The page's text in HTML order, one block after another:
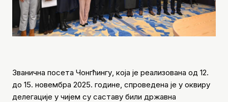
Званична посета Чонгћингу, која је реализована од 12.
до 15. новембра 2025. године, спроведена је у оквиру
делегације у чијем су саставу били државна